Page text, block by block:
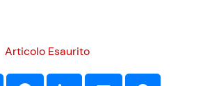
Articolo Esaurito